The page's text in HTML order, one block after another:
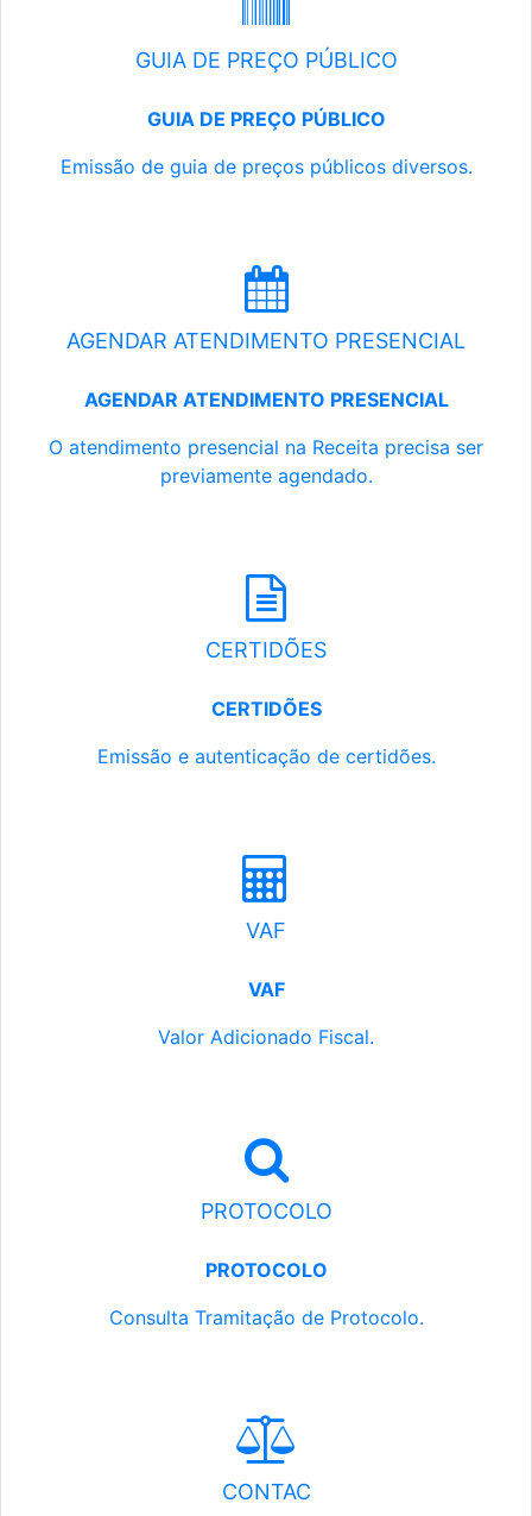
GUIA DE PREÇO PÚBLICO
GUIA DE PREÇO PÚBLICO
Emissão de guia de preços públicos diversos.
AGENDAR ATENDIMENTO PRESENCIAL
AGENDAR ATENDIMENTO PRESENCIAL
O atendimento presencial na Receita precisa ser
previamente agendado.
CERTIDÕES
CERTIDÕES
Emissão e autenticação de certidões.
VAF
VAF
Valor Adicionado Fiscal.
PROTOCOLO
PROTOCOLO
Consulta Tramitação de Protocolo.
CONTAC